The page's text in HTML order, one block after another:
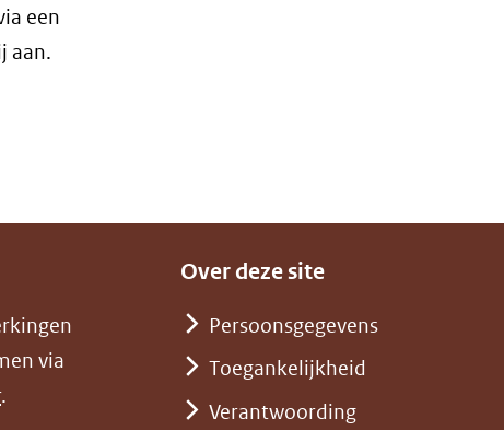
een
aan.
via
.
Over deze site
Persoonsgegevens
Toegankelijkheid
Verantwoording